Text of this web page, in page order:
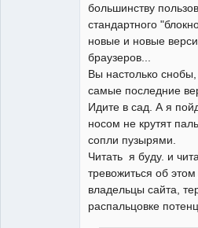
большинству
стандартного
новые и новые
браузеров...
Вы настолько
самые последние
Идите в сад. А я
носом не крутят
сопли пузырями.
Читать я буду. и
тревожиться об
владельцы сайта,
распальцовке